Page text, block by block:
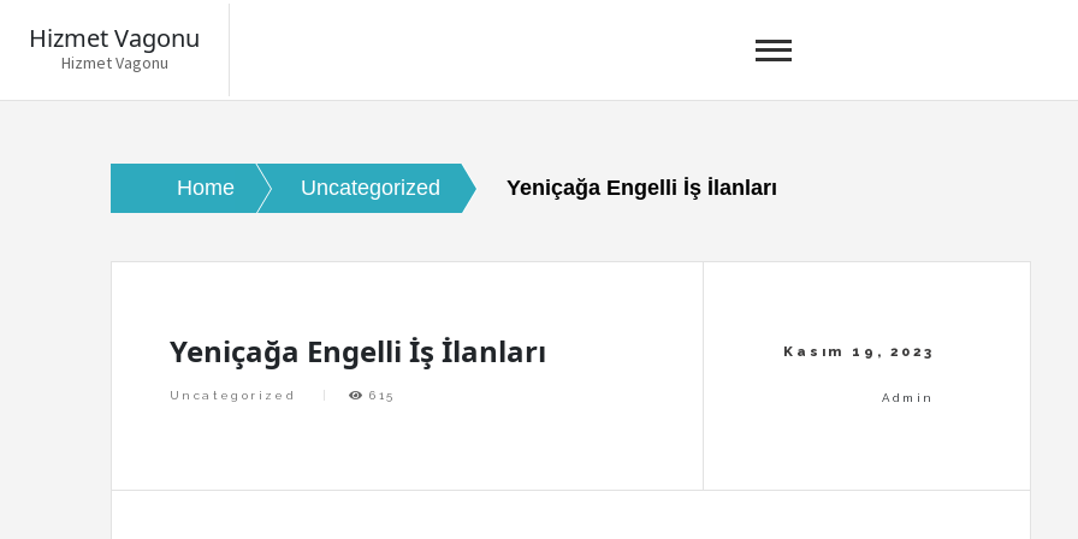
Hizmet Vagonu
Hizmet Vagonu
Home Uncategorized Yeniçağa Engelli İş İlanları
Yeniçağa Engelli İş İlanları
Uncategorized 615